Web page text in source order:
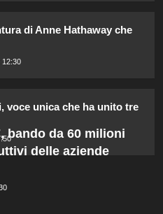
le amiche prima del
con Damiano David.
Cuccarini compie 61 anni:
in famiglia da mamma
di Anne Hathaway che
12:30
voce unica che ha unito tre
bando da 60 milioni
delle aziende